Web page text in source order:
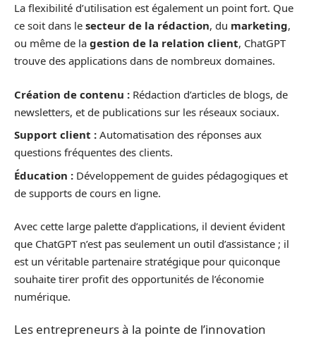
La flexibilité d’utilisation est également un point fort. Que
ce soit dans le secteur de la rédaction, du marketing,
ou même de la gestion de la relation client, ChatGPT
trouve des applications dans de nombreux domaines.
Création de contenu : Rédaction d’articles de blogs, de
newsletters, et de publications sur les réseaux sociaux.
Support client : Automatisation des réponses aux
questions fréquentes des clients.
Éducation : Développement de guides pédagogiques et
de supports de cours en ligne.
Avec cette large palette d’applications, il devient évident
que ChatGPT n’est pas seulement un outil d’assistance ; il
est un véritable partenaire stratégique pour quiconque
souhaite tirer profit des opportunités de l’économie
numérique.
Les entrepreneurs à la pointe de l’innovation